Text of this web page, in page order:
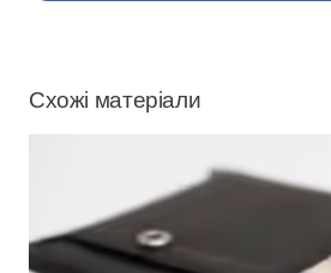
Схожі матеріали